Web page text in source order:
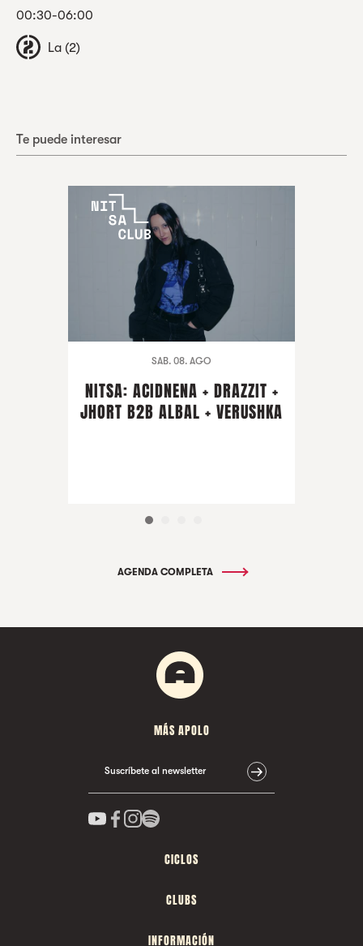
00:30-06:00
La (2)
Te puede interesar
SAB. 08. AGO
NITSA: ACIDNENA + DRAZZIT +
JHORT B2B ALBAL + VERUSHKA
AGENDA COMPLETA
MÁS APOLO
Suscríbete al newsletter
CICLOS
CLUBS
INFORMACIÓN